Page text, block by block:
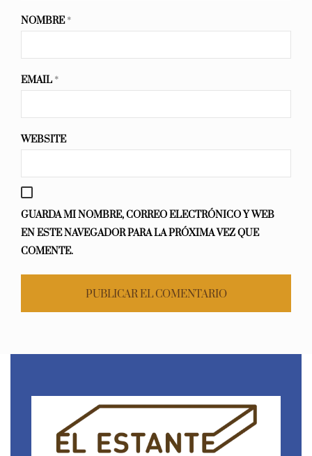
NOMBRE*
EMAIL *
WEBSITE
GUARDA MI NOMBRE, CORREO ELECTRÓNICO Y WEB
EN ESTE NAVEGADOR PARA LA PRÓXIMA VEZ QUE
COMENTE.